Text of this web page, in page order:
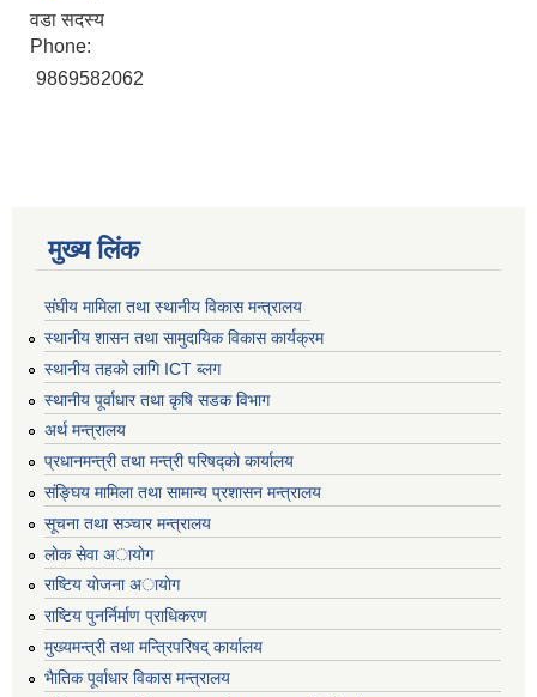
वडा सदस्य
Phone:
9869582062
मुख्य लिंक
संघीय मामिला तथा स्थानीय विकास मन्त्रालय
स्थानीय शासन तथा सामुदायिक विकास कार्यक्रम
स्थानीय तहको लागि ICT ब्लग
स्थानीय पूर्वाधार तथा कृषि सडक विभाग
अर्थ मन्त्रालय
प्रधानमन्त्री तथा मन्त्री परिषद्काे कार्यालय
संङ्घिय मामिला तथा सामान्य प्रशासन मन्त्रालय
सूचना तथा सञ्चार मन्त्रालय
लाेक सेवा अायाेग
राष्टिय याेजना अायाेग
राष्टिय पुनर्निर्माण प्राधिकरण
मुख्यमन्त्री तथा मन्त्रिपरिषद् कार्यालय
भैातिक पूर्वाधार विकास मन्त्रालय